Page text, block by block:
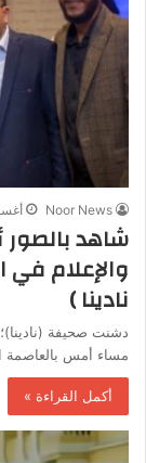
Noor News أغسطس
شاهد
والإعلام في
نادينا )
دشنت صحيفة
مساء أمس بالعاصمة
أكمل القراءة »